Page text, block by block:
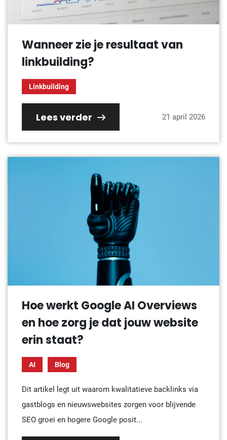
Wanneer zie je resultaat van
linkbuilding?
Linkbuilding
Lees verder 21 april 2026
Hoe werkt Google AI Overviews
en hoe zorg je dat jouw website
erin staat?
AI Blog
Dit artikel legt uit waarom kwalitatieve backlinks via
gastblogs en nieuwswebsites zorgen voor blijvende
SEO groei en hogere Google posit...